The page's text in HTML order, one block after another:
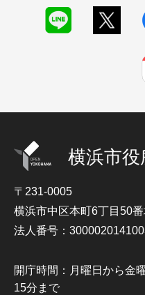
横浜市役
〒231-0005
横浜市中区本町6丁目50
法人番号：
開庁時間：月曜日から金
15分まで